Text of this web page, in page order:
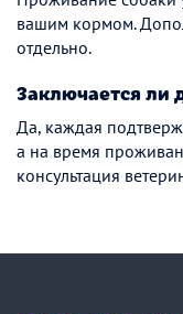
вашим кормом.
отдельно.
Заключается ли
Да, каждая
а на время
консультация